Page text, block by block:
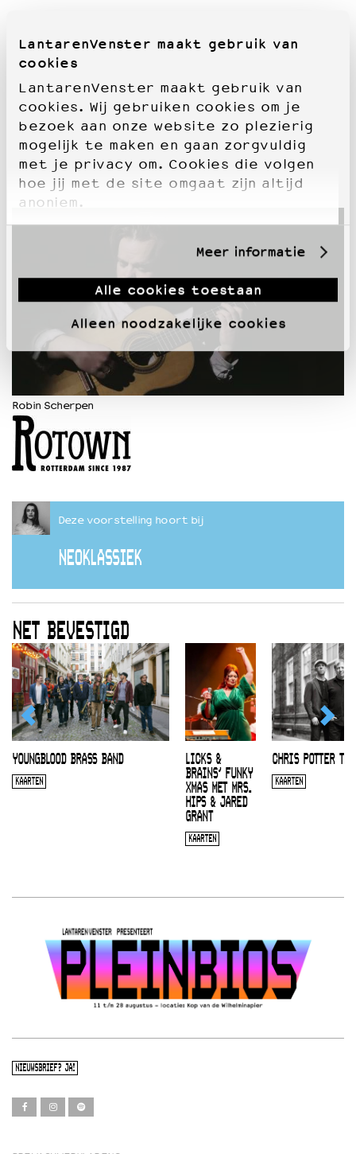
LantarenVenster maakt gebruik van
cookies
LantarenVenster maakt gebruik van
cookies. Wij gebruiken cookies om je
bezoek aan onze website zo plezierig
mogelijk te maken en gaan zorgvuldig
met je privacy om. Cookies die volgen
hoe jij met de site omgaat zijn altijd
anoniem.
Meer informatie
Alle cookies toestaan
Alleen noodzakelijke cookies
Robin Scherpen
Deze voorstelling hoort bij
NEOKLASSIEK
NET BEVESTIGD
YOUNGBLOOD BRASS BAND
KAARTEN
LICKS &
BRAINS’ FUNKY
XMAS MET MRS.
HIPS & JARED
GRANT
KAARTEN
CHRIS POTTER
KAARTEN
NIEUWSBRIEF? JA!